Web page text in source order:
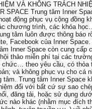
VÀ KHÔNG TRÁCH
SPACE Trung tâm Inner
động phục vụ cộng đồng
chương trình, các khóa
tâm luôn được thông báo
Facebook của Inner Space.
Inner Space còn cung cấp
thảo miễn phí tại các
chức… theo yêu cầu, có thỏa
và không phục vụ cho cá
tâm. Trung tâm Inner Space
đối với bất cứ sự sao
đăng tải, hoặc sử dụng
nào khác (nhằm mục đích